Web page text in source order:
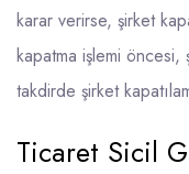
karar verirse, şirket
kapatma işlemi öncesi,
takdirde şirket
Ticaret Sicil